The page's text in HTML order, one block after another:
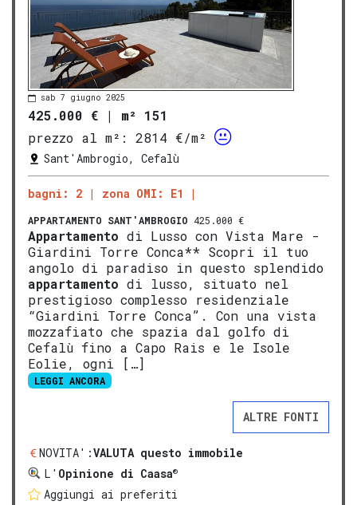
sab 7 giugno 2025
425.000 € | m² 151
prezzo al m²:
2814 €/m²
Sant'Ambrogio, Cefalù
bagni: 2 zona OMI: E1
APPARTAMENTO SANT'AMBROGIO 425.000 €
Appartamento di Lusso con Vista Mare -
Giardini Torre Conca** Scopri il tuo
angolo di paradiso in questo splendido
appartamento di lusso, situato nel
prestigioso complesso residenziale
“Giardini Torre Conca”. Con una vista
mozzafiato che spazia dal golfo di
Cefalù fino a Capo Rais e le Isole
Eolie, ogni […]
LEGGI ANCORA
ALTRE FONTI
NOVITA':VALUTA questo immobile
L' Opinione di Caasa®
Aggiungi ai preferiti